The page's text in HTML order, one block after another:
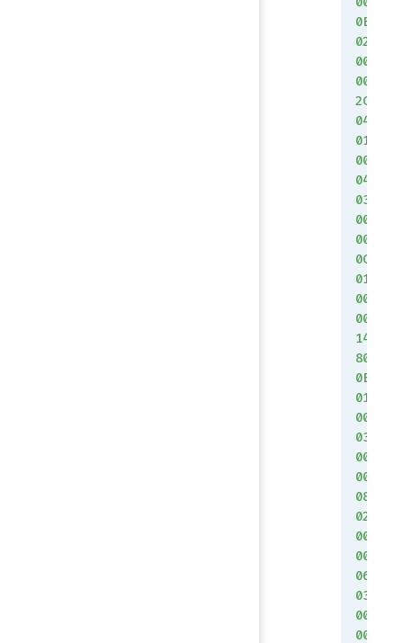
0E
02
00
00
2C
04
01
00
04
03
00
00
0C
01
00
00
14
80
0E
01
00
03
00
00
08
02
00
00
06
03
00
00